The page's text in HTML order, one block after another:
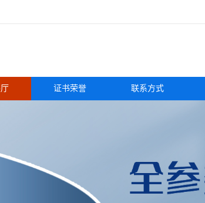
证书荣誉 联系方式